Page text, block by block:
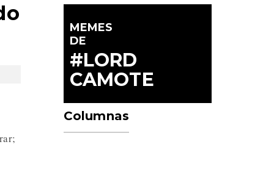
MEMES
DE
#LORD
CAMOTE
Columnas